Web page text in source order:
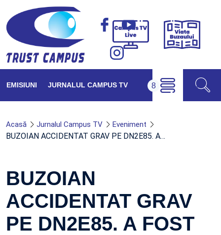
Campus
Viața
EMISIUNI JURNALUL CAMPUS TV
Acasă Jurnalul Campus TV Eveniment
BUZOIAN ACCIDENTAT GRAV PE DN2E85. A…
BUZOIAN
ACCIDENTAT GRAV
PE DN2E85. A FOST